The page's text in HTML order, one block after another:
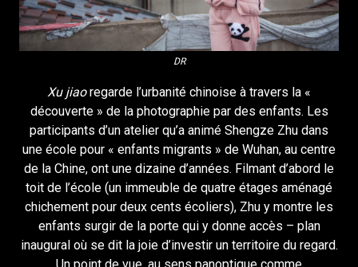
DR
Xu jiaoregarde l’urbanité chinoise à travers la «
découverte » de la photographie par des enfants. Les
participants d’un atelier qu’a animé Shengze Zhu dans
une école pour « enfants migrants » de Wuhan, au centre
de la Chine, ont une dizaine d’années. Filmant d’abord le
toit de l’école (un immeuble de quatre étages aménagé
chichement pour deux cents écoliers), Zhu y montre les
enfants surgir de la porte qui y donne accès – plan
inaugural où se dit la joie d’investir un territoire du regard.